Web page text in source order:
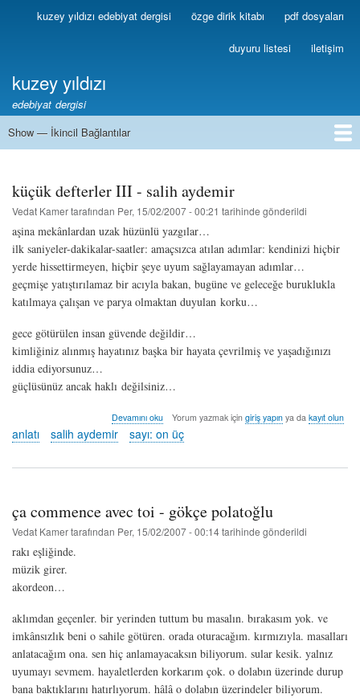
Ana
içeriğe
Birincilkuzey yıldızı edebiyat dergisi özge dirik kitabı pdf dosyaları
duyuru listesi iletişim
kuzey yıldızı
edebiyat dergisi
İkincil
Show — İkincil Bağlantılar
küçük defterler III - salih aydemir
Vedat Kamertarafından Per, 15/02/2007 - 00:21 tarihinde gönderildi
aşina mekânlardan uzak hüzünlü yazgılar…
ilk saniyeler-dakikalar-saatler: amaçsızca atılan adımlar: kendinizi hiçbir
yerde hissettirmeyen, hiçbir şeye uyum sağlayamayan adımlar…
geçmişe yatıştırılamaz bir acıyla bakan, bugüne ve geleceğe buruklukla
katılmaya çalışan ve parya olmaktan duyulan korku…
gece götürülen insan güvende değildir…
kimliğiniz alınmış hayatınız başka bir hayata çevrilmiş ve yaşadığınızı
iddia ediyorsunuz…
güçlüsünüz ancak haklı değilsiniz…
küçük
defterler
III
salih
Devamını oku Yorum yazmak için giriş yapınya da kayıt olun
anlatı salih aydemir sayı: on üç
ça commence avec toi - gökçe polatoğlu
Vedat Kamertarafından Per, 15/02/2007 - 00:14tarihinde gönderildi
rakı eşliğinde.
müzik girer.
akordeon…
aklımdan geçenler. bir yerinden tuttum bu masalın. bırakasım yok. ve
imkânsızlık beni o sahile götüren. orada oturacağım. kırmızıyla. masalları
anlatacağım ona. sen hiç anlamayacaksın biliyorum. sular kesik. yalnız
uyumayı sevmem. hayaletlerden korkarım çok. o dolabın üzerinde durup
bana baktıklarını hatırlıyorum. hâlâ o dolabın üzerindeler biliyorum.